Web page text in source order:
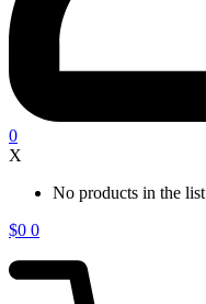
0
X
No products in the list
$0 0